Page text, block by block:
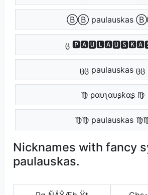
ⒷⒷ paulauskas
ც
ცც paulauskas ცც
♍ ραυʅαυʂƙαʂ ♍
♍♍ paulauskas
Nicknames with fancy
paulauskas.